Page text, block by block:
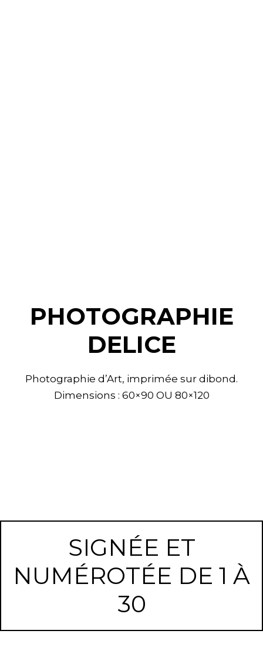
PHOTOGRAPHIE
DELICE
Photographie d’Art, imprimée sur dibond.
Dimensions : 60×90 OU 80×120
SIGNÉE ET
NUMÉROTÉE DE 1 À
30